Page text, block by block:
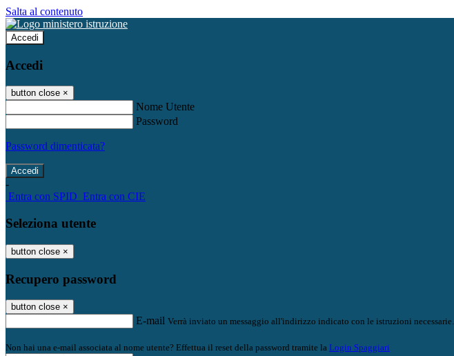
Salta al contenuto
Accedi
Accedi
button close ×
Nome Utente
Password
Password dimenticata?
-
Entra con SPID Entra con CIE
Seleziona utente
button close ×
Recupero password
button close ×
E-mail Verrà inviato un messaggio all'indirizzo indicato con le istruzioni necessarie.
Non hai una e-mail associata al nome utente? Effettua il reset della password tramite la Login Spaggiari